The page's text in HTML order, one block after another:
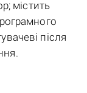
містить
після